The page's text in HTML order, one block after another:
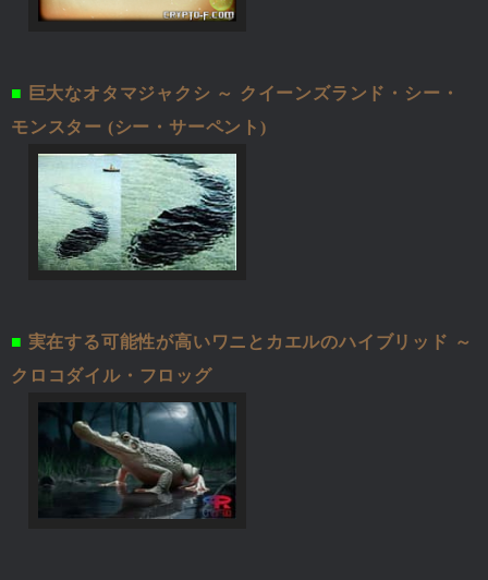
■ 巨大なオタマジャクシ ～ クイーンズランド・シー・
モンスター (シー・サーペント)
■ 実在する可能性が高いワニとカエルのハイブリッド ～
クロコダイル・フロッグ